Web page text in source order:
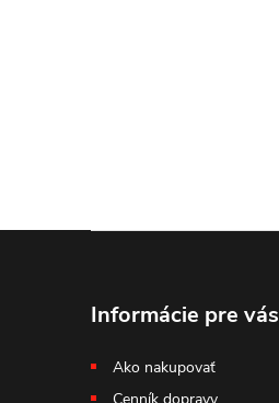
Informácie pre vás
Ako nakupovať
Cenník dopravy